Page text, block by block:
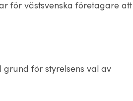
för västsvenska företagare att
grund för styrelsens val av